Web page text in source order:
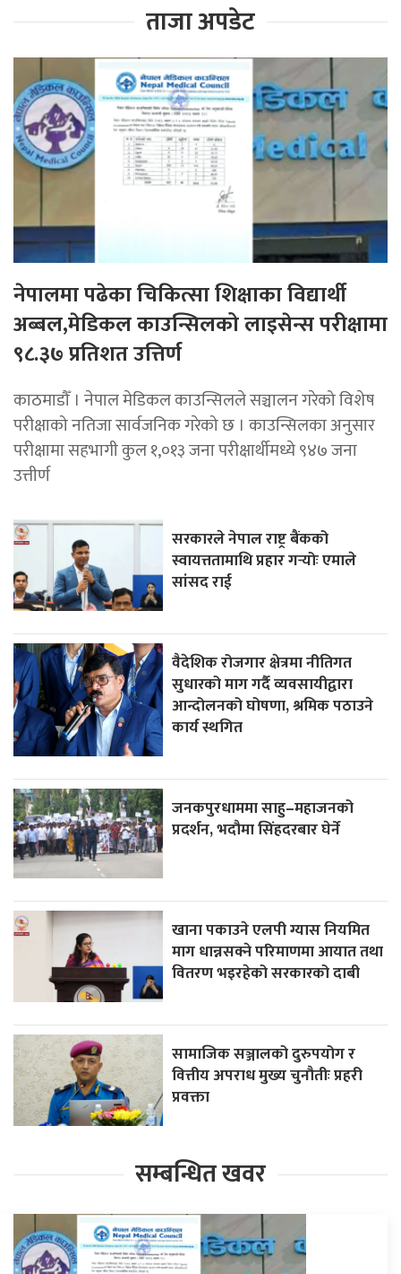
ताजा अपडेट
नेपालमा पढेका चिकित्सा शिक्षाका विद्यार्थी
अब्बल,मेडिकल काउन्सिलको लाइसेन्स परीक्षामा
९८.३७ प्रतिशत उत्तिर्ण
काठमाडौँ । नेपाल मेडिकल काउन्सिलले सञ्चालन गरेको विशेष
परीक्षाको नतिजा सार्वजनिक गरेको छ । काउन्सिलका अनुसार
परीक्षामा सहभागी कुल १,०१३ जना परीक्षार्थीमध्ये ९४७ जना
उत्तीर्ण
सरकारले नेपाल राष्ट्र बैंकको
स्वायत्ततामाथि प्रहार गर्‍योः एमाले
सांसद राई
वैदेशिक रोजगार क्षेत्रमा नीतिगत
सुधारको माग गर्दै व्यवसायीद्वारा
आन्दोलनको घोषणा, श्रमिक पठाउने
कार्य स्थगित
जनकपुरधाममा साहु–महाजनको
प्रदर्शन, भदौमा सिंहदरबार घेर्ने
खाना पकाउने एलपी ग्यास नियमित
माग धान्नसक्ने परिमाणमा आयात तथा
वितरण भइरहेको सरकारको दाबी
सामाजिक सञ्जालको दुरुपयोग र
वित्तीय अपराध मुख्य चुनौतीः प्रहरी
प्रवक्ता
सम्बन्धित खवर